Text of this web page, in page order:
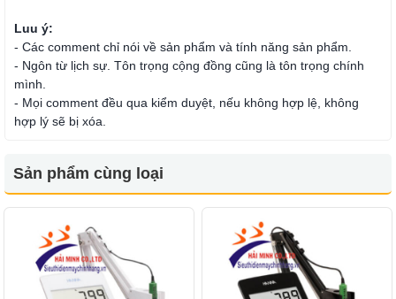
Luu ý:
- Các comment chỉ nói về sản phẩm và tính năng sản phẩm.
- Ngôn từ lịch sự. Tôn trọng cộng đồng cũng là tôn trọng chính
mình.
- Mọi comment đều qua kiểm duyệt, nếu không hợp lệ, không
hợp lý sẽ bị xóa.
Sản phẩm cùng loại